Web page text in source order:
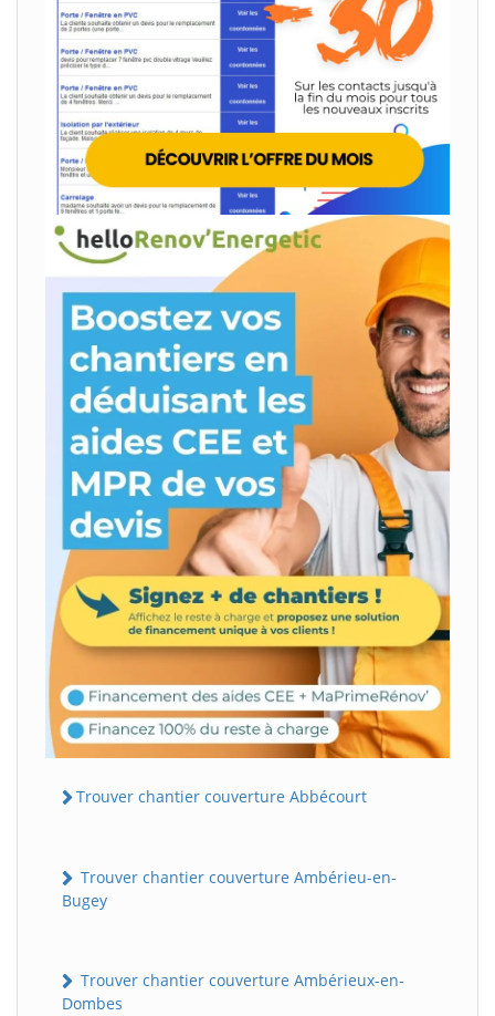
Trouver chantier couverture Abbécourt
Trouver chantier couverture Ambérieu-en-
Bugey
Trouver chantier couverture Ambérieux-en-
Dombes